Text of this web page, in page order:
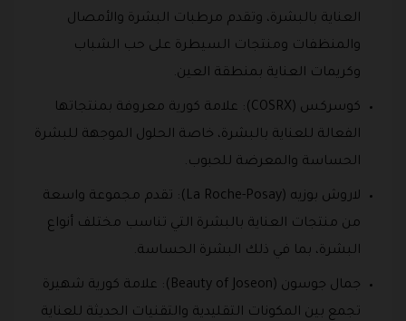
العناية بالبشرة، وتقدم مرطبات البشرة والأمصال
والمنظفات ومنتجات السيطرة على حب الشباب
وكريمات العناية بمنطقة العين.
كوسركس (COSRX): علامة كورية معروفة بمنتجاتها
الفعالة للعناية بالبشرة، خاصة الحلول الموجهة للبشرة
الحساسة والمعرضة للحبوب.
لاروش بوزيه (La Roche-Posay): تقدم مجموعة واسعة
من منتجات العناية بالبشرة التي تناسب مختلف أنواع
البشرة، بما في ذلك البشرة الحساسة.
جمال جوسون (Beauty of Joseon): علامة كورية شهيرة
تجمع بين المكونات التقليدية والتقنيات الحديثة للعناية